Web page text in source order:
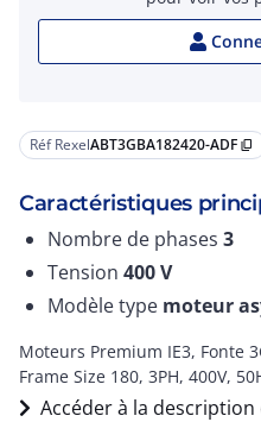
Réf RexelABT3GBA182420-ADF content_copy
Caractéristiques
Nombre de phases 3
Tension 400V
Modèle type moteur
Moteurs Premium IE3, Fonte
Frame Size 180, 3PH, 400V,
Accéder à la